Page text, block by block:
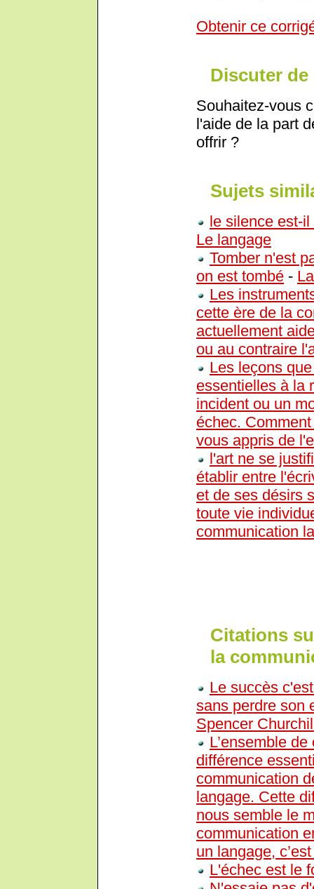
Obtenir ce
Discuter de
Souhaitez-vous
l'aide de la part
offrir ?
Sujets
le silence est-
Le langage
Tomber n'est
on est tombé -
Les
cette ère de la
actuellement
ou au contraire
Les leçons
essentielles à la
incident ou un
échec.
vous appris de
l'art ne se
établir entre
et de ses désirs
toute vie
communication
Citations
la
Le succès
sans perdre son
Spencer
L’ensemble
différence
communication
langage. Cette
nous semble le
communication
un langage,
L'échec est le